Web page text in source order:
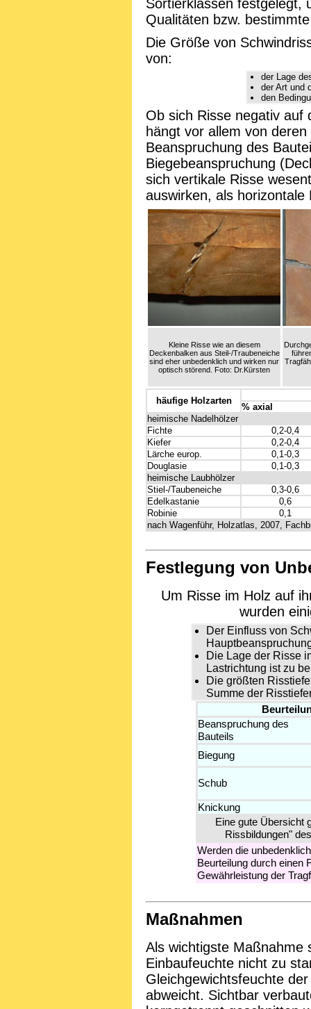
Sortierklassen festgelegt,
Qualitäten bzw.
Die Größe von
von:
der Lage
der Art und
den
Ob sich Risse negativ auf
hängt vor allem von
Beanspruchung des
Biegebeanspruchung
sich vertikale Risse
auswirken, als horizontale
Kleine Risse wie an diesem
Deckenbalken aus Steil-/Traubeneiche
sind eher unbedenklich und wirken nur
optisch störend. Foto: Dr.Kürsten
häufige Holzarten
% axial
heimische Nadelhölzer
Fichte
0,2-0,4
Kiefer
0,2-0,4
Lärche europ.
0,1-0,3
Douglasie
0,1-0,3
heimische Laubhölzer
Stiel-/Taubeneiche
0,3-0,6
Edelkastanie
0,6
Robinie
0,1
nach Wagenführ, Holzatlas, 2007,
Festlegung von
Um Risse im Holz auf
wurden
Der Einfluss von
Die Lage der Risse
Lastrichtung ist zu
Die größten
Summe der
Beanspruchung des
Bauteils
Biegung
Schub
Knickung
Eine gute Übersicht
Rissbildungen"
Werden die
Beurteilung durch einen
Gewährleistung der
Maßnahmen
Als wichtigste Maßnahme
Einbaufeuchte nicht zu
Gleichgewichtsfeuchte
abweicht. Sichtbar